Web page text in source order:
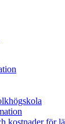
kostnader för